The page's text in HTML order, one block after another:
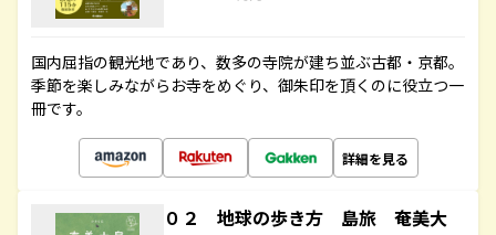
国内屈指の観光地であり、数多の寺院が建ち並ぶ古都・京都。
季節を楽しみながらお寺をめぐり、御朱印を頂くのに役立つ一
冊です。
詳細を見る
０２ 地球の歩き方 島旅 奄美大